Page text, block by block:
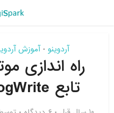
آردوینو • آموزش
راه اندازی
تابع analogWrite آردوینو